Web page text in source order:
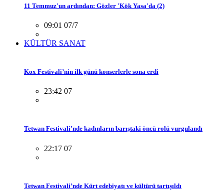
11 Temmuz'un ardından: Gözler 'Kök Yasa'da (2)
09:01 07/7
KÜLTÜR SANAT
Kox Festivali’nin ilk günü konserlerle sona erdi
23:42 07
Tetwan Festivali’nde kadınların barıştaki öncü rolü vurgulandı
22:17 07
Tetwan Festivali’nde Kürt edebiyatı ve kültürü tartışıldı